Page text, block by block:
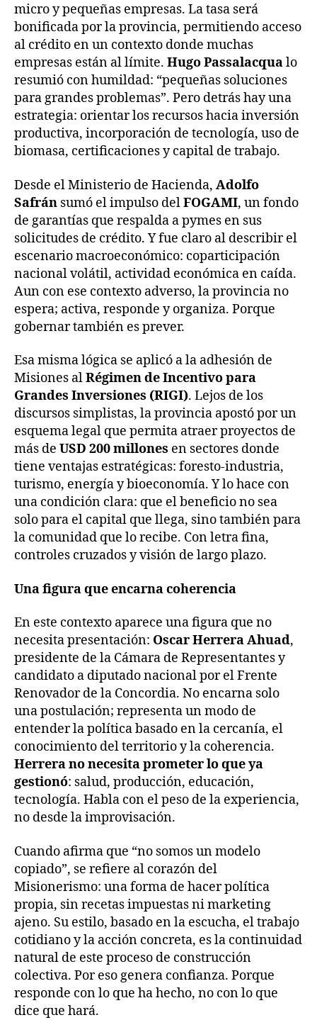
micro y pequeñas empresas. La tasa será
bonificada por la provincia, permitiendo acceso
al crédito en un contexto donde muchas
empresas están al límite. Hugo Passalacqualo
resumió con humildad: “pequeñas soluciones
para grandes problemas”. Pero detrás hay una
estrategia: orientar los recursos hacia inversión
productiva, incorporación de tecnología, uso de
biomasa, certificaciones y capital de trabajo.
Desde el Ministerio de Hacienda, Adolfo
Safrán sumó el impulso delFOGAMI, un fondo
de garantías que respalda a pymes en sus
solicitudes de crédito. Y fue claro al describir el
escenario macroeconómico: coparticipación
nacional volátil, actividad económica en caída.
Aun con ese contexto adverso, la provincia no
espera; activa, responde y organiza. Porque
gobernar también es prever.
Esa misma lógica se aplicó a la adhesión de
Misiones alRégimen de Incentivo para
Grandes Inversiones (RIGI). Lejos de los
discursos simplistas, la provincia apostó por un
esquema legal que permita atraer proyectos de
más de USD 200 millones en sectores donde
tiene ventajas estratégicas: foresto-industria,
turismo, energía y bioeconomía. Y lo hace con
una condición clara: que el beneficio no sea
solo para el capital que llega, sino también para
la comunidad que lo recibe. Con letra fina,
controles cruzados y visión de largo plazo.
Una figura que encarna coherencia
En este contexto aparece una figura que no
necesita presentación: Oscar Herrera Ahuad,
presidente de la Cámara de Representantes y
candidato a diputado nacional por el Frente
Renovador de la Concordia. No encarna solo
una postulación; representa un modo de
entender la política basado en la cercanía, el
conocimiento del territorio y la coherencia.
Herrera no necesita prometer lo que ya
gestionó: salud, producción, educación,
tecnología. Habla con el peso de la experiencia,
no desde la improvisación.
Cuando afirma que “no somos un modelo
copiado”, se refiere al corazón del
Misionerismo: una forma de hacer política
propia, sin recetas impuestas ni marketing
ajeno. Su estilo, basado en la escucha, el trabajo
cotidiano y la acción concreta, es la continuidad
natural de este proceso de construcción
colectiva. Por eso genera confianza. Porque
responde con lo que ha hecho, no con lo que
dice que hará.